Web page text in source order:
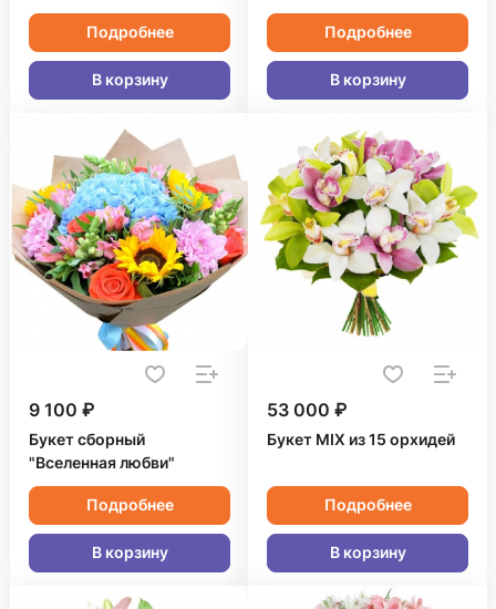
Подробнее
В корзину
Подробнее
В корзину
9 100 ₽
Букет сборный
"Вселенная любви"
Подробнее
В корзину
53 000 ₽
Букет MIX из 15 орхидей
Подробнее
В корзину